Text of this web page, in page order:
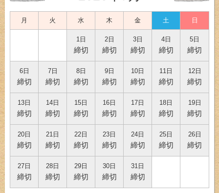
月 火 水 木 金 土 日
1日
締切
2日
締切
3日
締切
4日
締切
5日
締切
6日
締切
7日
締切
8日
締切
9日
締切
10日
締切
11日
締切
12日
締切
13日
締切
14日
締切
15日
締切
16日
締切
17日
締切
18日
締切
19日
締切
20日
締切
21日
締切
22日
締切
23日
締切
24日
締切
25日
締切
26日
締切
27日
締切
28日
締切
29日
締切
30日
締切
31日
締切